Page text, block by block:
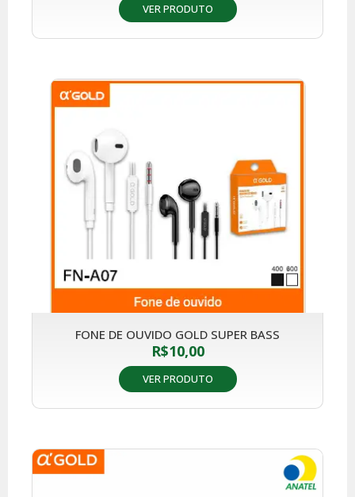
VER PRODUTO
FONE DE OUVIDO GOLD SUPER BASS
R$10,00
VER PRODUTO